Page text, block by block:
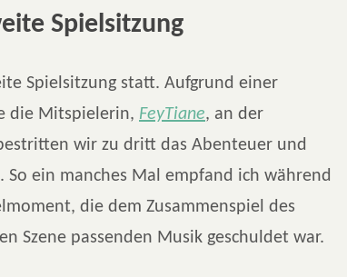
Spielsitzung
Spielsitzung statt. Aufgrund einer
die Mitspielerin, FeyTiane, an der
wir zu dritt das Abenteuer und
ein manches Mal empfand ich während
die dem Zusammenspiel des
Szene passenden Musik geschuldet war.